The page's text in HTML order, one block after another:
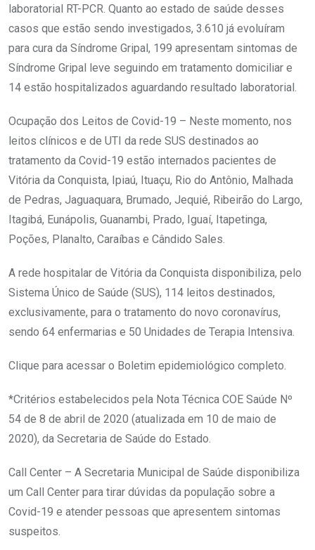
laboratorial RT-PCR. Quanto ao estado de saúde desses
casos que estão sendo investigados, 3.610 já evoluíram
para cura da Síndrome Gripal, 199 apresentam sintomas de
Síndrome Gripal leve seguindo em tratamento domiciliar e
14 estão hospitalizados aguardando resultado laboratorial.
Ocupação dos Leitos de Covid-19 – Neste momento, nos
leitos clínicos e de UTI da rede SUS destinados ao
tratamento da Covid-19 estão internados pacientes de
Vitória da Conquista, Ipiaú, Ituaçu, Rio do Antônio, Malhada
de Pedras, Jaguaquara, Brumado, Jequié, Ribeirão do Largo,
Itagibá, Eunápolis, Guanambi, Prado, Iguaí, Itapetinga,
Poções, Planalto, Caraíbas e Cândido Sales.
A rede hospitalar de Vitória da Conquista disponibiliza, pelo
Sistema Único de Saúde (SUS), 114 leitos destinados,
exclusivamente, para o tratamento do novo coronavírus,
sendo 64 enfermarias e 50 Unidades de Terapia Intensiva.
Clique para acessar o Boletim epidemiológico completo.
*Critérios estabelecidos pela Nota Técnica COE Saúde Nº
54 de 8 de abril de 2020 (atualizada em 10 de maio de
2020), da Secretaria de Saúde do Estado.
Call Center – A Secretaria Municipal de Saúde disponibiliza
um Call Center para tirar dúvidas da população sobre a
Covid-19 e atender pessoas que apresentem sintomas
suspeitos.